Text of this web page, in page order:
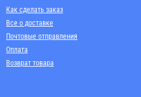
Как сделать заказ
Все о доставке
Почтовые отправления
Оплата
Возврат товара